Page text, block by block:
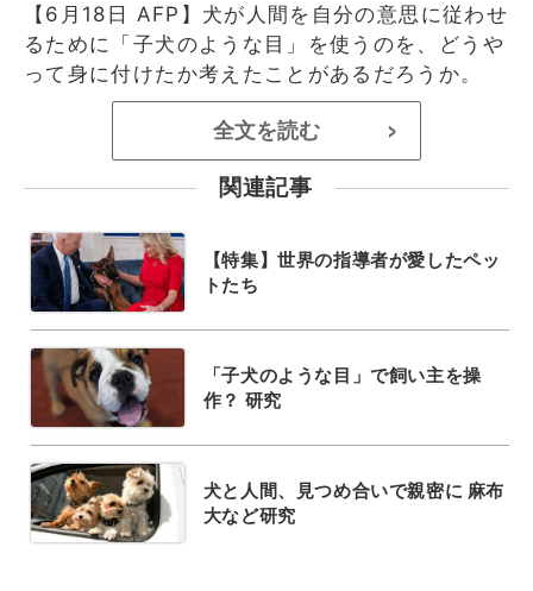
【6月18日 AFP】犬が人間を自分の意思に従わせ
るために「子犬のような目」を使うのを、どうや
って身に付けたか考えたことがあるだろうか。
全文を読む >
関連記事
【特集】世界の指導者が愛したペッ
トたち
「子犬のような目」で飼い主を操
作？ 研究
犬と人間、見つめ合いで親密に 麻布
大など研究